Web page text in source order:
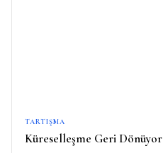
TARTIŞMA
Küreselleşme Geri Dönüyor